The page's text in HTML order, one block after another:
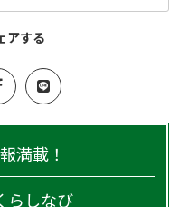
アする
満載！
らしなび